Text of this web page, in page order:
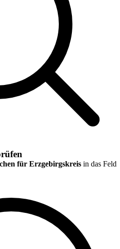
für Erzgebirgskreis in das Feld